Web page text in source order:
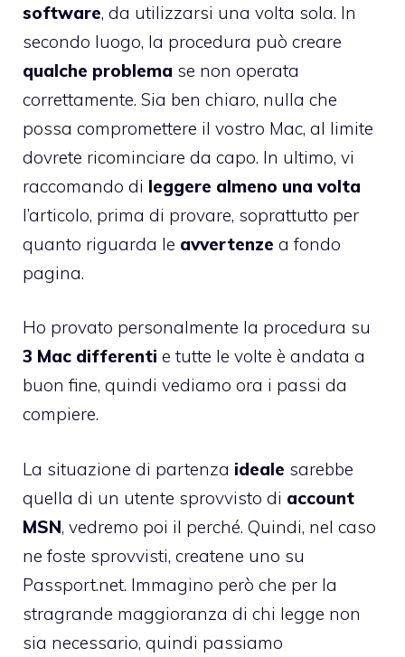
software, da utilizzarsi una volta sola. In
secondo luogo, la procedura può creare
qualche problema se non operata
correttamente. Sia ben chiaro, nulla che
possa compromettere il vostro Mac, al limite
dovrete ricominciare da capo. In ultimo, vi
raccomando di leggere almeno una volta
l’articolo, prima di provare, soprattutto per
quanto riguarda le avvertenze a fondo
pagina.
Ho provato personalmente la procedura su
3 Mac differenti e tutte le volte è andata a
buon fine, quindi vediamo ora i passi da
compiere.
La situazione di partenza ideale sarebbe
quella di un utente sprovvisto di account
MSN, vedremo poi il perché. Quindi, nel caso
ne foste sprovvisti, createne uno su
Passport.net. Immagino però che per la
stragrande maggioranza di chi legge non
sia necessario, quindi passiamo